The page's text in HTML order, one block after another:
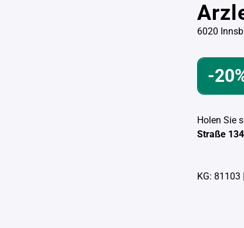
6020
-
Holen Sie
Straße 134
KG: 81103 |